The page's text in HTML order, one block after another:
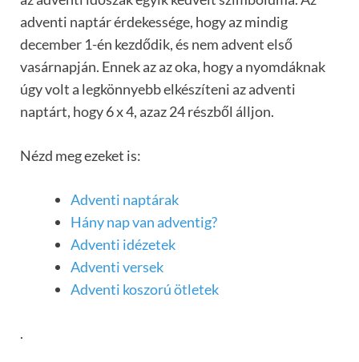
adventi naptár érdekessége, hogy az mindig
december 1-én kezdődik, és nem advent első
vasárnapján. Ennek az az oka, hogy a nyomdáknak
úgy volt a legkönnyebb elkészíteni az adventi
naptárt, hogy 6 x 4, azaz 24 részből álljon.
Nézd meg ezeket is:
Adventi naptárak
Hány nap van adventig?
Adventi idézetek
Adventi versek
Adventi koszorú ötletek
.